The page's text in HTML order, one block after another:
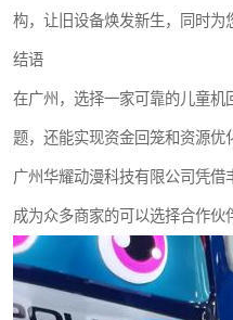
构，让旧设备焕发新生，同时为
结语
在广州，选择一家可靠的儿童机
题，还能实现资金回笼和资源优
广州华耀动漫科技有限公司凭借
成为众多商家的可以选择合作伙